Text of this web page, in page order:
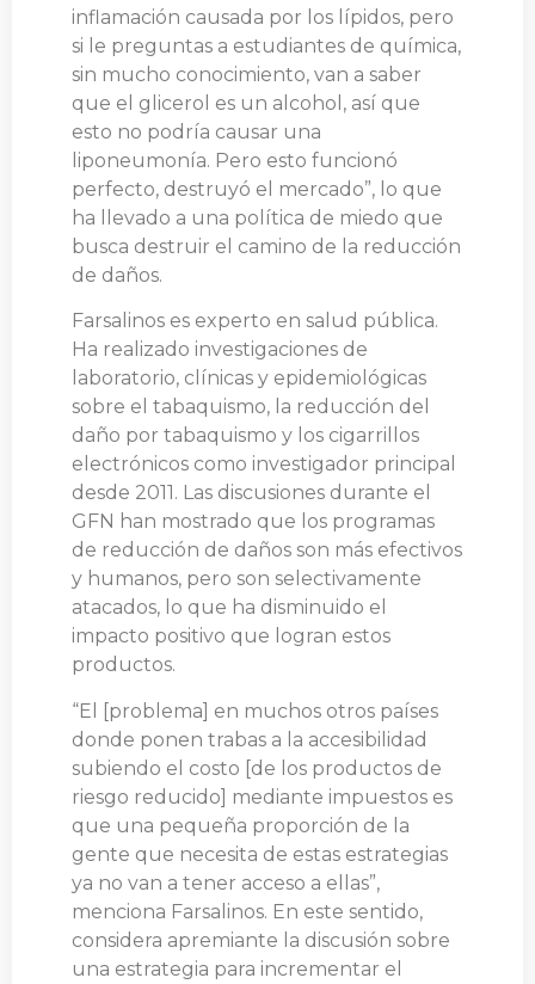
inflamación causada por los lípidos, pero
si le preguntas a estudiantes de química,
sin mucho conocimiento, van a saber
que el glicerol es un alcohol, así que
esto no podría causar una
liponeumonía. Pero esto funcionó
perfecto, destruyó el mercado”, lo que
ha llevado a una política de miedo que
busca destruir el camino de la reducción
de daños.
Farsalinos es experto en salud pública.
Ha realizado investigaciones de
laboratorio, clínicas y epidemiológicas
sobre el tabaquismo, la reducción del
daño por tabaquismo y los cigarrillos
electrónicos como investigador principal
desde 2011. Las discusiones durante el
GFN han mostrado que los programas
de reducción de daños son más efectivos
y humanos, pero son selectivamente
atacados, lo que ha disminuido el
impacto positivo que logran estos
productos.
“El [problema] en muchos otros países
donde ponen trabas a la accesibilidad
subiendo el costo [de los productos de
riesgo reducido] mediante impuestos es
que una pequeña proporción de la
gente que necesita de estas estrategias
ya no van a tener acceso a ellas”,
menciona Farsalinos. En este sentido,
considera apremiante la discusión sobre
una estrategia para incrementar el